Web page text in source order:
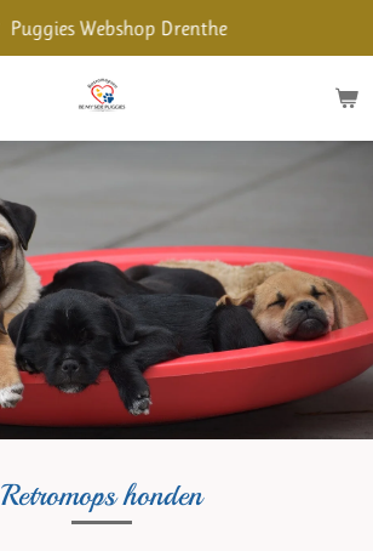
Puggies Webshop Drenthe
Retromops honden